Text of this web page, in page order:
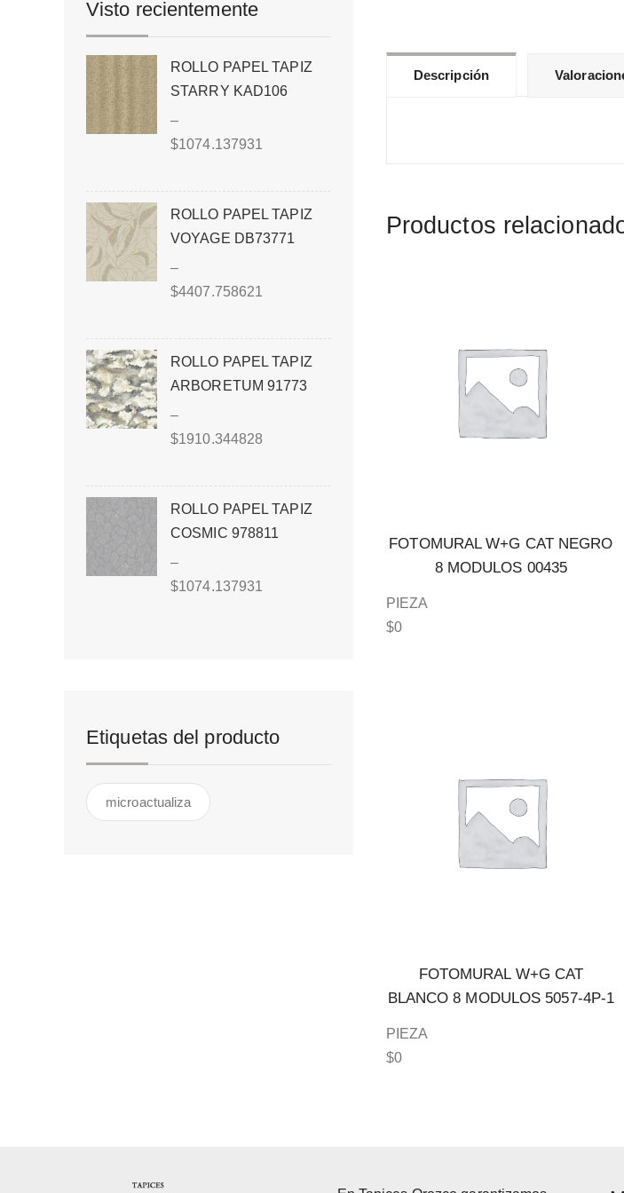
Descripción
Productos
FOTOMURAL W+G CAT NEGRO
8 MODULOS 00435
PIEZA
$0
FOTOMURAL W+G CAT
BLANCO 8 MODULOS 5057-4P-1
PIEZA
$0
Visto recientemente
ROLLO PAPEL TAPIZ
STARRY KAD106
–
$1074.137931
ROLLO PAPEL TAPIZ
VOYAGE DB73771
–
$4407.758621
ROLLO PAPEL TAPIZ
ARBORETUM 91773
–
$1910.344828
ROLLO PAPEL TAPIZ
COSMIC 978811
–
$1074.137931
Etiquetas del producto
microactualiza